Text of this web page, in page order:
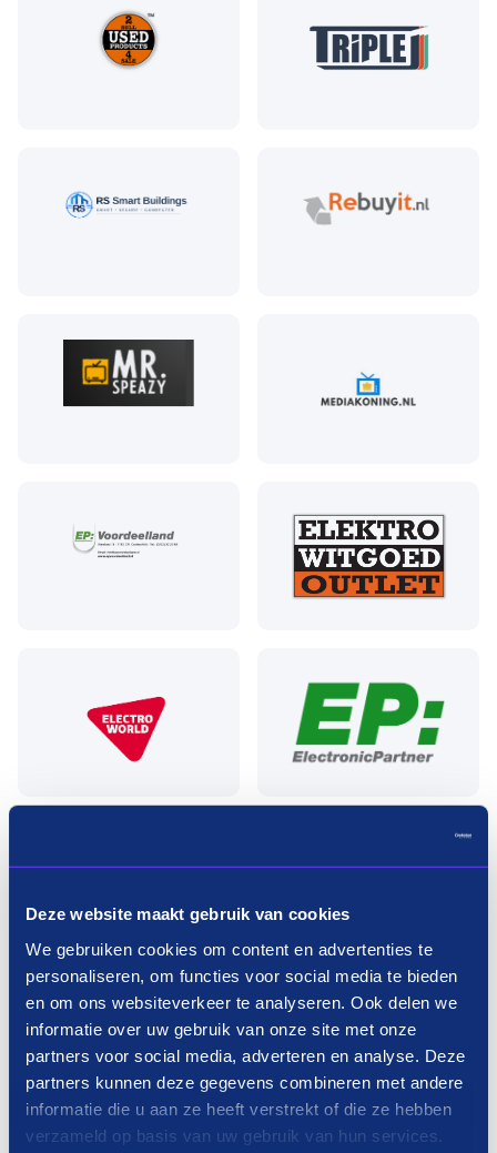
Deze website maakt gebruik van cookies
We gebruiken cookies om content en advertenties te
personaliseren, om functies voor social media te bieden
en om ons websiteverkeer te analyseren. Ook delen we
informatie over uw gebruik van onze site met onze
partners voor social media, adverteren en analyse. Deze
partners kunnen deze gegevens combineren met andere
informatie die u aan ze heeft verstrekt of die ze hebben
verzameld op basis van uw gebruik van hun services.
Meer laden